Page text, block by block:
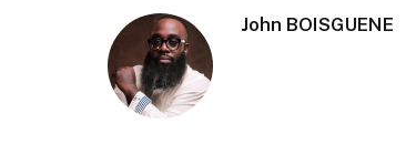
John BOISGUENE